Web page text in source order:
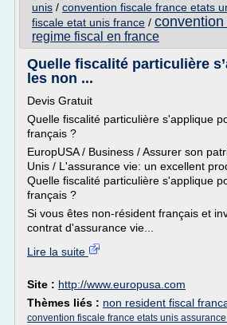
unis / convention fiscale france etats
fiscale etat unis france /
regime fiscal en france
Quelle fiscalité particulière
les non ...
Devis Gratuit
Quelle fiscalité particulière s'applique
français ?
EuropUSA / Business / Assurer son
Unis / L'assurance vie: un excellent
Quelle fiscalité particulière s'applique
français ?
Si vous êtes non-résident français et
contrat d'assurance vie...
Lire la suite
Site : http://www.europusa.com
Thèmes liés : non resident fiscal
convention fiscale france etats unis